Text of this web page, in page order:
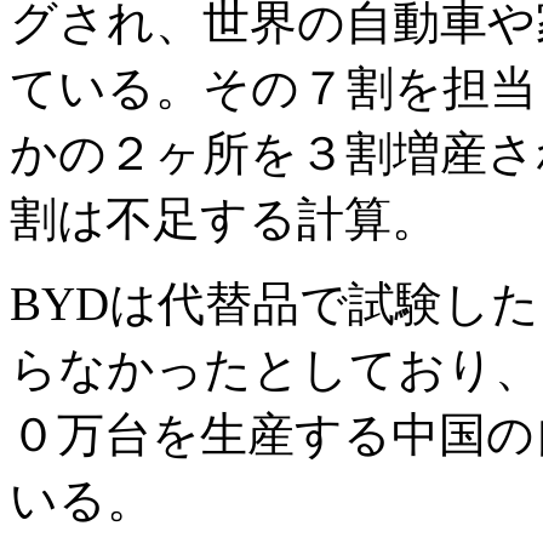
グされ、世界の自動車
ている。その７割を担
かの２ヶ所を３割増産
割は不足する計算。
BYDは代替品で試験し
らなかったとしており
０万台を生産する中国
いる。